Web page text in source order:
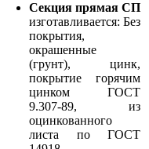
Секция прямая СП
изготавливается: Без
покрытия,
окрашенные
(грунт), цинк,
покрытие горячим
цинком ГОСТ
9.307-89, из
оцинкованного
листа по ГОСТ